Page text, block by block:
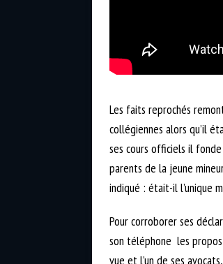
Les faits reprochés
collégiennes alors qu’il
ses cours officiels il fonde
parents de la jeune
indiqué : était-il l’unique
Pour corroborer ses
son téléphone les
vue et l’un de ses